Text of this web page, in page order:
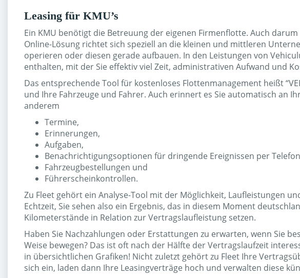
Leasing für KMU’s
Ein KMU benötigt die Betreuung der eigenen Firmenflotte. Auch
Online-Lösung richtet sich speziell an die kleinen und mittleren
operieren oder diesen gerade aufbauen. In den Leistungen von
enthalten, mit der Sie effektiv viel Zeit, administrativen Aufwand und
Das entsprechende Tool für kostenloses Flottenmanagement heißt
und Ihre Fahrzeuge und Fahrer. Auch erinnert es Sie automatisch an
anderem
Termine,
Erinnerungen,
Aufgaben,
Benachrichtigungsoptionen für dringende Ereignissen per
Fahrzeugbestellungen und
Führerscheinkontrollen.
Zu Fleet gehört ein Analyse-Tool mit der Möglichkeit, Laufleistungen
Echtzeit, Sie sehen also ein Ergebnis, das in diesem Moment
Kilometerstände in Relation zur Vertragslaufleistung setzen.
Haben Sie Nachzahlungen oder Erstattungen zu erwarten, wenn Sie
Weise bewegen? Das ist oft nach der Hälfte der Vertragslaufzeit
in übersichtlichen Grafiken! Nicht zuletzt gehört zu Fleet Ihre
sich ein, laden dann Ihre Leasingverträge hoch und verwalten diese